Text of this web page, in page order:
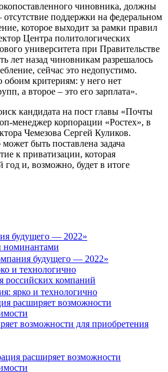
чиновника, должны
отсутствие поддержки на федеральном
которое выходит за рамки правил
Центра политологических
университета при Правительстве
лет назад чиновникам разрешалось
сейчас это недопустимо.
критериям: у него нет
а второе – это его зарплата».
кандидата на пост главы «Почты
менеджер корпорации «Ростех», в
Чемезова Сергей Куликов.
быть поставлена задача
к приватизации, которая
год и, возможно, будет в итоге
будущего — 2022»
номинантами
и технологично
российских компаний
расширяет возможности
возможности для приобретения